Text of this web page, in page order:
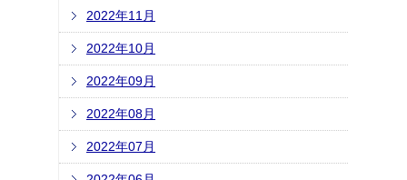
2022年11月
2022年10月
2022年09月
2022年08月
2022年07月